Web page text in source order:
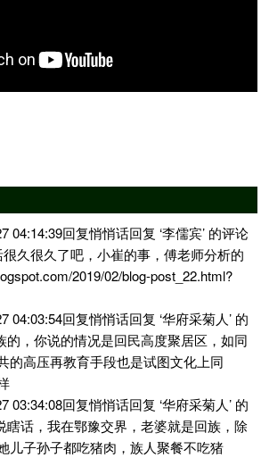
04:14:39回复悄悄话回复 ‘李儒宾’ 的评论
久很久了吧，小崔的事，傅老师分析的
2019/02/blog-post_22.html?
04:03:54回复悄悄话回复 ‘华府采菊人’ 的
的，你说的情况是回民高度聚居区，如同
的高压再教育手段也是试图文化上同
03:34:08回复悄悄话回复 ‘华府采菊人’ 的
瞎话，我在鄂豫交界，老婆就是回族，除
儿子孙子都吃猪肉，族人聚餐不吃猪